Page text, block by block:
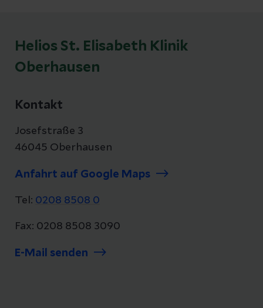
Helios St. Elisabeth Klinik
Oberhausen
Kontakt
Josefstraße 3
46045 Oberhausen
Anfahrt auf Google Maps
Tel: 0208 8508 0
Fax: 0208 8508 3090
E-Mail senden